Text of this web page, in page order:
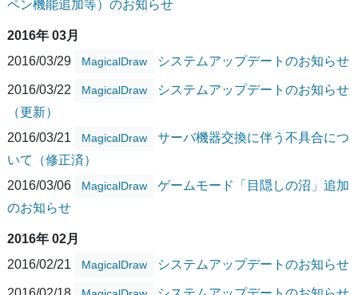
ペン機能追加等）のお知らせ
2016年 03月
2016/03/29
MagicalDraw システムアップデートのお知らせ
2016/03/22 MagicalDraw
システムアップデートのお知らせ
（更新）
2016/03/21
MagicalDraw
サーバ機器交換に伴う不具合につ
いて（修正済）
2016/03/06
MagicalDraw
ゲームモード「目隠しの沼」追加
のお知らせ
2016年 02月
2016/02/21
MagicalDraw システムアップデートのお知らせ